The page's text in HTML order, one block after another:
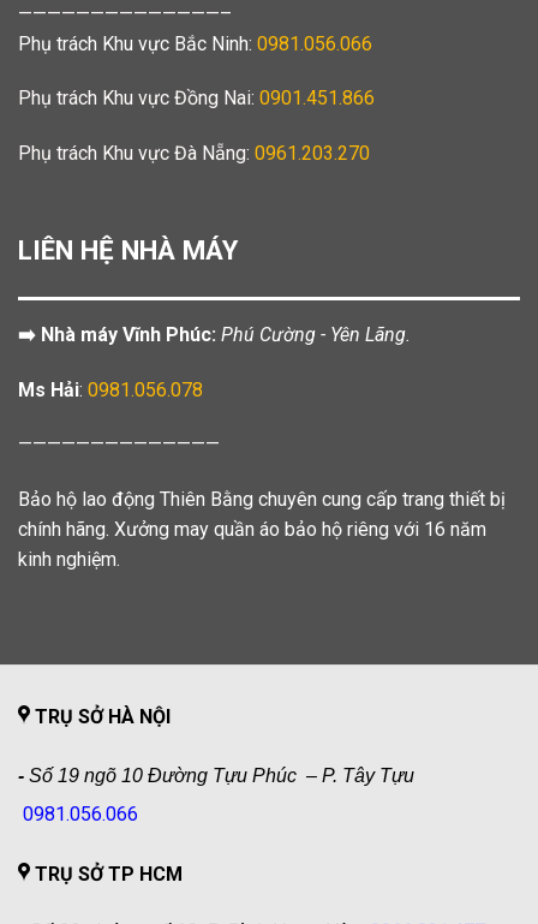
——————————————–
Phụ trách Khu vực Bắc Ninh: 0981.056.066
Phụ trách Khu vực Đồng Nai: 0901.451.866
Phụ trách Khu vực Đà Nẵng: 0961.203.270
LIÊN HỆ NHÀ MÁY
➡️ Nhà máy Vĩnh Phúc: Phú Cường - Yên Lãng.
Ms Hải: 0981.056.078
——————————————
Bảo hộ lao động Thiên Bằng chuyên cung cấp trang thiết bị
chính hãng. Xưởng may quần áo bảo hộ riêng với 16 năm
kinh nghiệm.
TRỤ SỞ HÀ NỘI
- Số 19 ngõ 10 Đường Tựu Phúc – P. Tây Tựu
0981.056.066
TRỤ SỞ TP HCM